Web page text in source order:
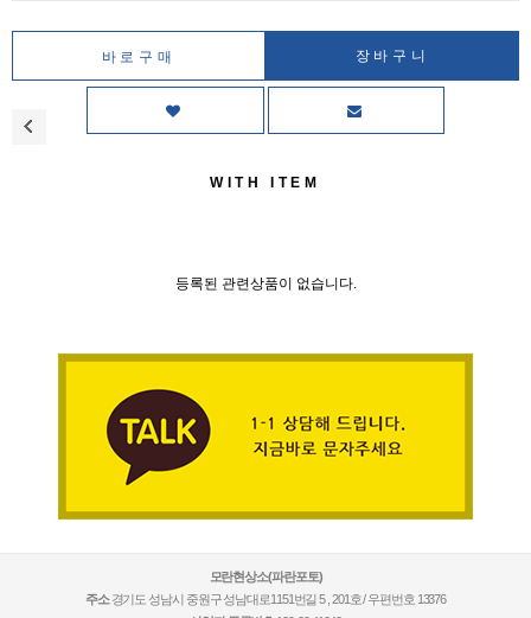
WITH ITEM
등록된 관련상품이 없습니다.
모란현상소(파란포토)
주소경기도 성남시 중원구 성남대로1151번길 5 , 201호 / 우편번호 13376